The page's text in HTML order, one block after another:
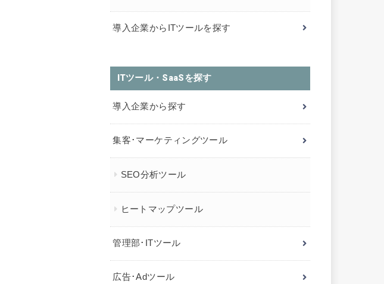
導入企業からITツールを探す
ITツール・SaaSを探す
導入企業から探す
集客･マーケティングツール
SEO分析ツール
ヒートマップツール
管理部･ITツール
広告･Adツール